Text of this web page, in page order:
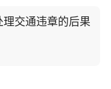
交通违章的后果